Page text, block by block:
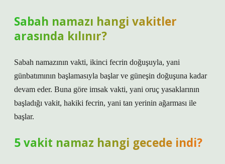
Sabah namazı hangi vakitler
arasında kılınır?
Sabah namazının vakti, ikinci fecrin doğuşuyla, yani
günbatımının başlamasıyla başlar ve güneşin doğuşuna kadar
devam eder. Buna göre imsak vakti, yani oruç yasaklarının
başladığı vakit, hakiki fecrin, yani tan yerinin ağarması ile
başlar.
5 vakit namaz hangi gecede indi?